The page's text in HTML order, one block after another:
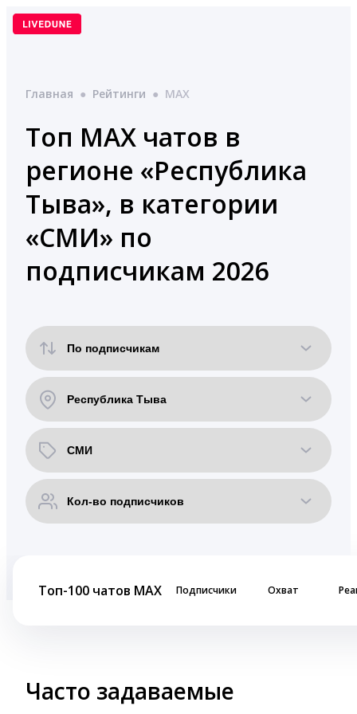
Перейти
Главная ● Рейтинги ● MAX
Топ MAX чатов в
регионе «Республика
Тыва», в категории
«СМИ» по
подписчикам 2026
Топ-100 чатов MAX Подписчики Охват
Часто задаваемые